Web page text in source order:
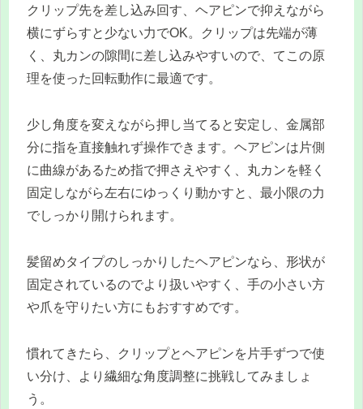
クリップ先を差し込み回す、ヘアピンで抑えながら
横にずらすと少ない力でOK。クリップは先端が薄
く、丸カンの隙間に差し込みやすいので、てこの原
理を使った回転動作に最適です。
少し角度を変えながら押し当てると安定し、金属部
分に指を直接触れず操作できます。ヘアピンは片側
に曲線があるため指で押さえやすく、丸カンを軽く
固定しながら左右にゆっくり動かすと、最小限の力
でしっかり開けられます。
髪留めタイプのしっかりしたヘアピンなら、形状が
固定されているのでより扱いやすく、手の小さい方
や爪を守りたい方にもおすすめです。
慣れてきたら、クリップとヘアピンを片手ずつで使
い分け、より繊細な角度調整に挑戦してみましょ
う。